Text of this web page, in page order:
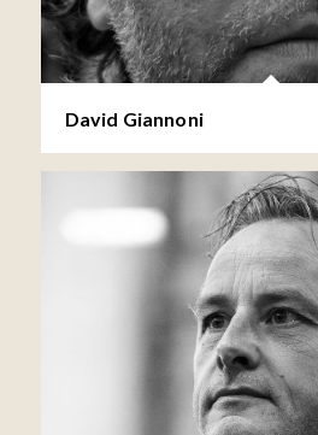
David Giannoni